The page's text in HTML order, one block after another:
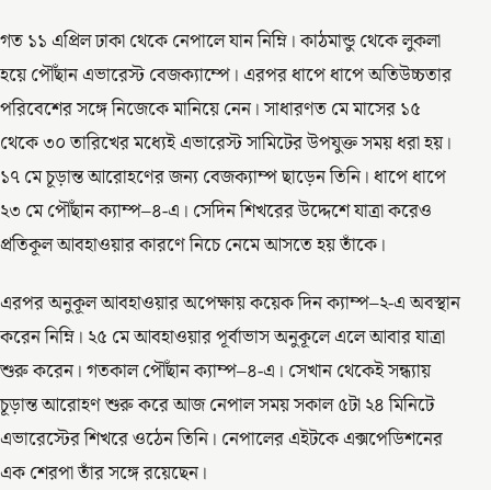
গত ১১ এপ্রিল ঢাকা থেকে নেপালে যান নিম্নি। কাঠমান্ডু থেকে লুকলা
হয়ে পৌঁছান এভারেস্ট বেজক্যাম্পে। এরপর ধাপে ধাপে অতিউচ্চতার
পরিবেশের সঙ্গে নিজেকে মানিয়ে নেন। সাধারণত মে মাসের ১৫
থেকে ৩০ তারিখের মধ্যেই এভারেস্ট সামিটের উপযুক্ত সময় ধরা হয়।
১৭ মে চূড়ান্ত আরোহণের জন্য বেজক্যাম্প ছাড়েন তিনি। ধাপে ধাপে
২৩ মে পৌঁছান ক্যাম্প–৪-এ। সেদিন শিখরের উদ্দেশে যাত্রা করেও
প্রতিকূল আবহাওয়ার কারণে নিচে নেমে আসতে হয় তাঁকে।
এরপর অনুকূল আবহাওয়ার অপেক্ষায় কয়েক দিন ক্যাম্প–২-এ অবস্থান
করেন নিম্নি। ২৫ মে আবহাওয়ার পূর্বাভাস অনুকূলে এলে আবার যাত্রা
শুরু করেন। গতকাল পৌঁছান ক্যাম্প–৪-এ। সেখান থেকেই সন্ধ্যায়
চূড়ান্ত আরোহণ শুরু করে আজ নেপাল সময় সকাল ৫টা ২৪ মিনিটে
এভারেস্টের শিখরে ওঠেন তিনি। নেপালের এইটকে এক্সপেডিশনের
এক শেরপা তাঁর সঙ্গে রয়েছেন।